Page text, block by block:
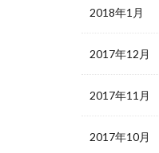
2018年1月
2017年12月
2017年11月
2017年10月